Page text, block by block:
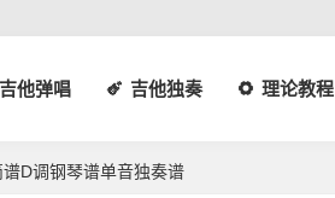
吉他弹唱 吉他独奏 理论教程
D调钢琴谱单音独奏谱